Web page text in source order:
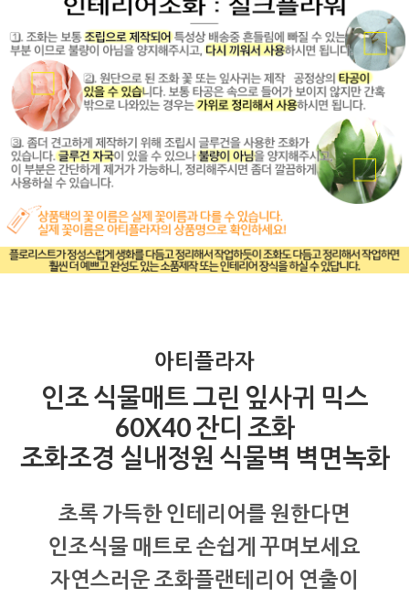
아티플라자
인조 식물매트 그린 잎사귀 믹스
60X40 잔디 조화
조화조경 실내정원 식물벽 벽면녹화
초록 가득한 인테리어를 원한다면
인조식물 매트로 손쉽게 꾸며보세요
자연스러운 조화플랜테리어 연출이